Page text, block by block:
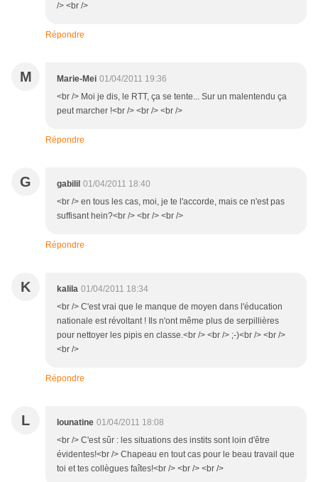
/> <br />
Répondre
M Marie-Mei 01/04/2011 19:36
<br /> Moi je dis, le RTT, ça se tente... Sur un malentendu ça
peut marcher !<br /> <br /> <br />
Répondre
G gabilil 01/04/2011 18:40
<br /> en tous les cas, moi, je te l'accorde, mais ce n'est pas
suffisant hein?<br /> <br /> <br />
Répondre
K kalila 01/04/2011 18:34
<br /> C'est vrai que le manque de moyen dans l'éducation
nationale est révoltant ! Ils n'ont même plus de serpillières
pour nettoyer les pipis en classe.<br /> <br /> ;-)<br /> <br />
<br />
Répondre
L lounatine 01/04/2011 18:08
<br /> C'est sûr : les situations des instits sont loin d'être
évidentes!<br /> Chapeau en tout cas pour le beau travail que
toi et tes collègues faîtes!<br /> <br /> <br />